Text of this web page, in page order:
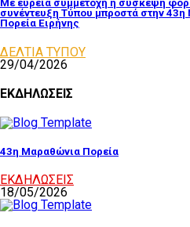
Με ευρεία συμμετοχή η σύσκεψη
συνέντευξη Τύπου μπροστά στην
Πορεία Ειρήνης
ΔΕΛΤΙΑ ΤΥΠΟΥ
29/04/2026
ΕΚΔΗΛΩΣΕΙΣ
43η Μαραθώνια Πορεία
ΕΚΔΗΛΩΣΕΙΣ
18/05/2026